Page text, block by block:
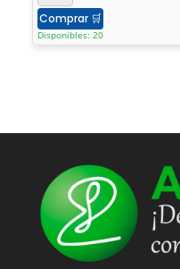
Comprar 🛒
Disponibles: 20